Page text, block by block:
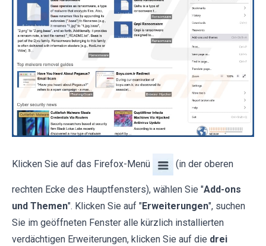
Klicken Sie auf das Firefox-Menü (in der oberen
rechten Ecke des Hauptfensters), wählen Sie "Add-ons
und Themen". Klicken Sie auf "Erweiterungen", suchen
Sie im geöffneten Fenster alle kürzlich installierten
verdächtigen Erweiterungen, klicken Sie auf die drei